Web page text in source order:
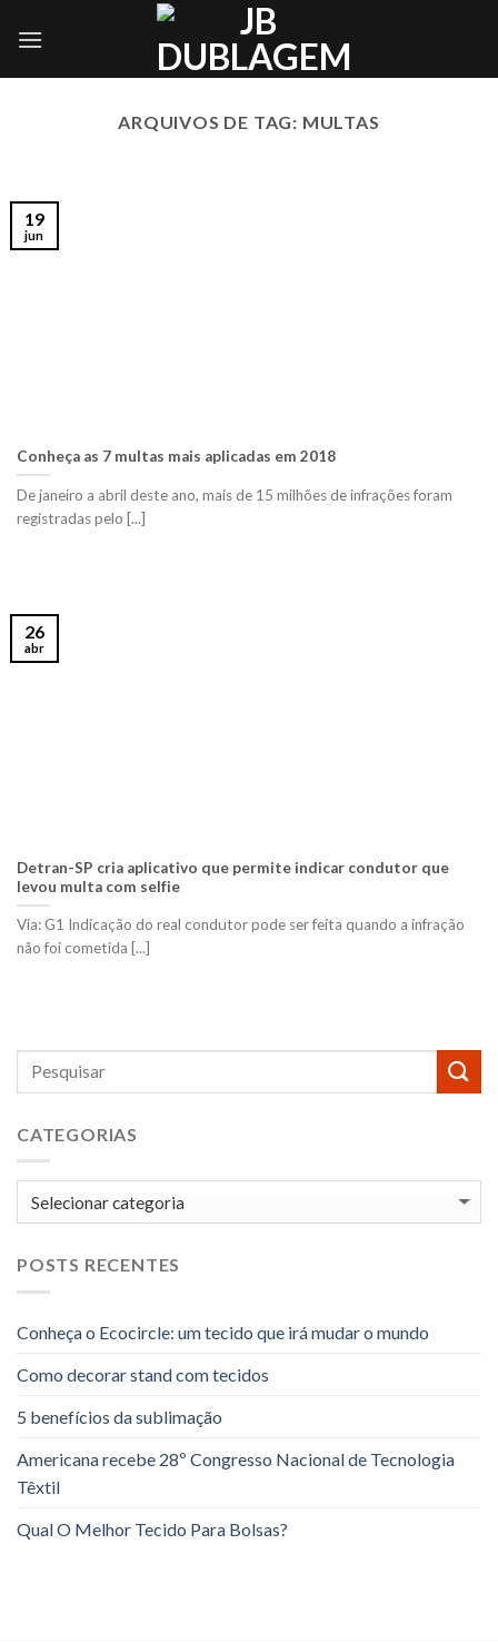
ARQUIVOS DE TAG: MULTAS
CATEGORIAS
Categorias
POSTS RECENTES
Conheça o Ecocircle: um tecido que irá mudar o mundo
Como decorar stand com tecidos
5 benefícios da sublimação
Americana recebe 28º Congresso Nacional de Tecnologia
Têxtil
Qual O Melhor Tecido Para Bolsas?
Conheça as 7 multas mais aplicadas em 2018
De janeiro a abril deste ano, mais de 15 milhões de infrações foram
registradas pelo [...]
19
jun
Detran-SP cria aplicativo que permite indicar condutor que
levou multa com selfie
Via: G1 Indicação do real condutor pode ser feita quando a infração
não foi cometida [...]
26
abr